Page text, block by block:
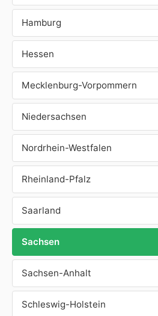
Hamburg
Hessen
Mecklenburg-Vorpommern
Niedersachsen
Nordrhein-Westfalen
Rheinland-Pfalz
Saarland
Sachsen
Sachsen-Anhalt
Schleswig-Holstein